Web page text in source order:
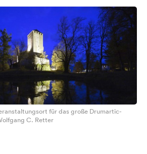
für das große Drumartic-
C. Retter